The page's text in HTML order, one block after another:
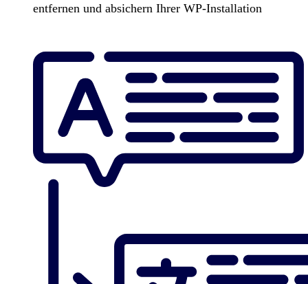
entfernen und absichern Ihrer WP-Installation